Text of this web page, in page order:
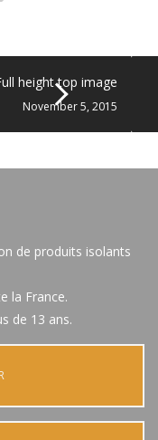
height top image
November 5, 2015
de produits isolants
la France.
de 13 ans.